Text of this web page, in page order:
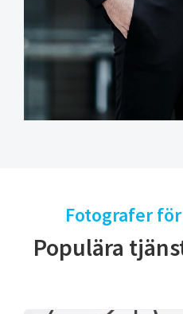
Fotografer
Populära